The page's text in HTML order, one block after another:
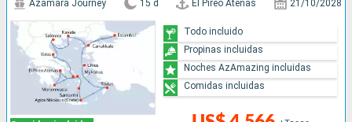
Azamara Journey 15 d El Pireo Atenas 21/10/2028
Todo incluido
Propinas incluidas
Noches AzAmazing incluidas
Comidas incluidas